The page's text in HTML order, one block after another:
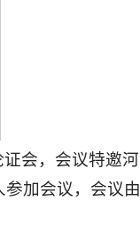
会，会议特邀河
加会议，会议由